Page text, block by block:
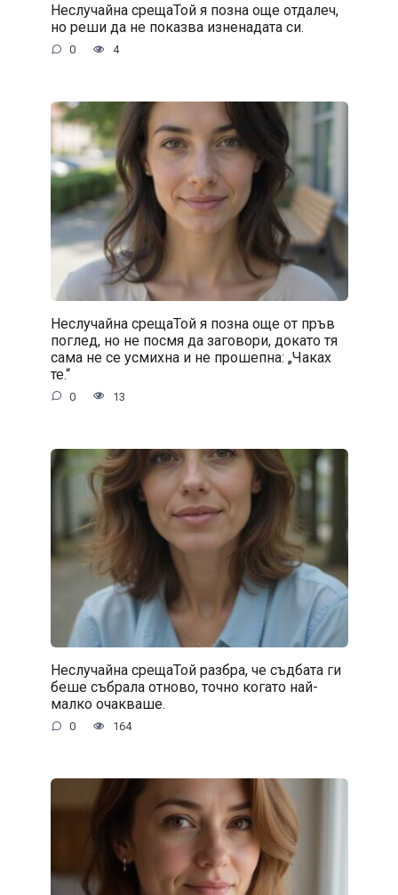
Неслучайна срещаТой я позна още отдалеч,
но реши да не показва изненадата си.
0 4
Неслучайна срещаТой я позна още от пръв
поглед, но не посмя да заговори, докато тя
сама не се усмихна и не прошепна: „Чаках
те.“
0 13
Неслучайна срещаТой разбра, че съдбата ги
беше събрала отново, точно когато най-
малко очакваше.
0 164